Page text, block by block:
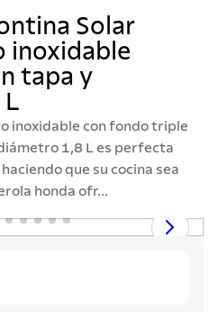
Solar
inoxidable
tapa y
L
inoxidable con fondo triple
1,8 L es perfecta
que su cocina sea
honda ofr...